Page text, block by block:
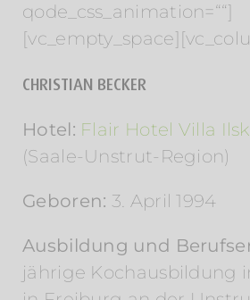
qode_css_animation=““]
CHRISTIAN BECKER
Hotel: Flair Hotel Villa
(Saale-Unstrut-Region)
Geboren: 3. April 1994
Ausbildung und
jährige Kochausbildung